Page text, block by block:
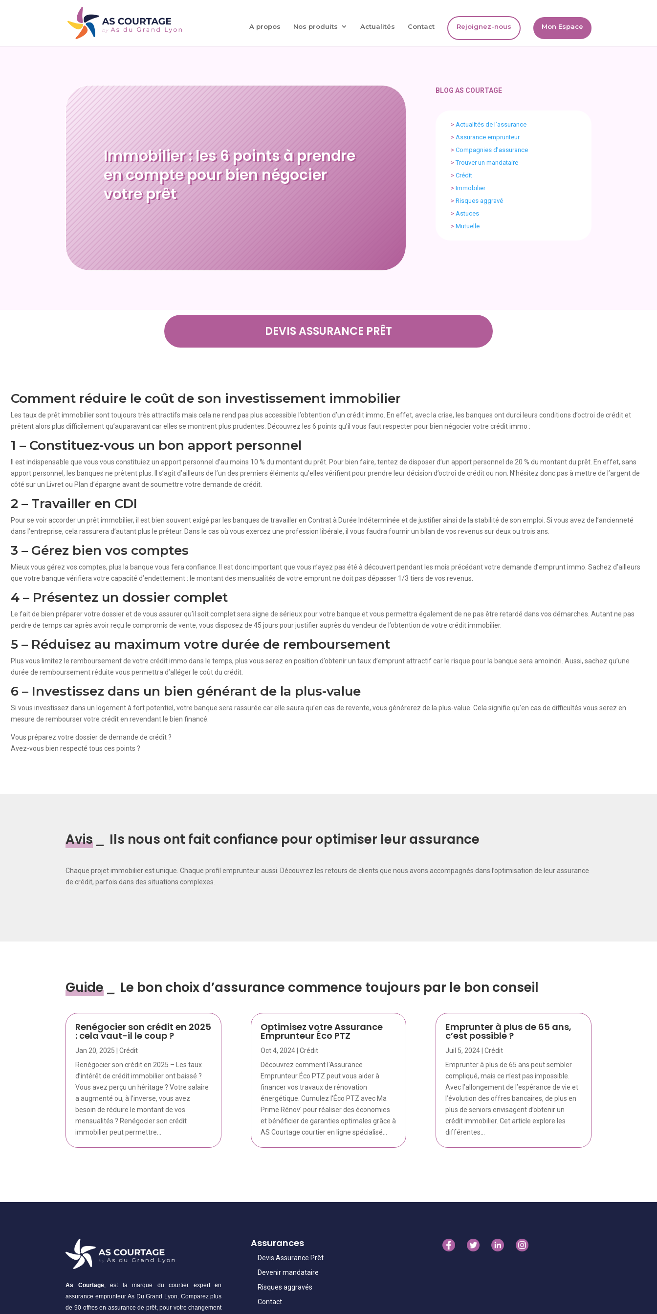
A propos Nos produits Actualités Contact Rejoignez-nous Mon Espace
Immobilier : les 6 points à prendre
en compte pour bien négocier
votre prêt
BLOG AS COURTAGE
>Actualités de l’assurance
>Assurance emprunteur
>Compagnies d’assurance
>Trouver un mandataire
>Crédit
>Immobilier
>Risques aggravé
>Astuces
>Mutuelle
DEVIS ASSURANCE PRÊT
Comment réduire le coût de son investissement immobilier
Les taux de prêt immobilier sont toujours très attractifs mais cela ne rend pas plus accessible l’obtention d’un crédit immo. En effet, avec la crise, les banques ont durci leurs conditions d’octroi de crédit et
prêtent alors plus difficilement qu’auparavant car elles se montrent plus prudentes. Découvrez les 6 points qu’il vous faut respecter pour bien négocier votre crédit immo :
1 – Constituez-vous un bon apport personnel
Il est indispensable que vous vous constituiez un apport personnel d’au moins 10 % du montant du prêt. Pour bien faire, tentez de disposer d’un apport personnel de 20 % du montant du prêt. En effet, sans
apport personnel, les banques ne prêtent plus. Il s’agit d’ailleurs de l’un des premiers éléments qu’elles vérifient pour prendre leur décision d’octroi de crédit ou non. N’hésitez donc pas à mettre de l’argent de
côté sur un Livret ou Plan d’épargne avant de soumettre votre demande de crédit.
2 – Travailler en CDI
Pour se voir accorder un prêt immobilier, il est bien souvent exigé par les banques de travailler en Contrat à Durée Indéterminée et de justifier ainsi de la stabilité de son emploi. Si vous avez de l’ancienneté
dans l’entreprise, cela rassurera d’autant plus le prêteur. Dans le cas où vous exercez une profession libérale, il vous faudra fournir un bilan de vos revenus sur deux ou trois ans.
3 – Gérez bien vos comptes
Mieux vous gérez vos comptes, plus la banque vous fera confiance. Il est donc important que vous n’ayez pas été à découvert pendant les mois précédant votre demande d’emprunt immo. Sachez d’ailleurs
que votre banque vérifiera votre capacité d’endettement : le montant des mensualités de votre emprunt ne doit pas dépasser 1/3 tiers de vos revenus.
4 – Présentez un dossier complet
Le fait de bien préparer votre dossier et de vous assurer qu’il soit complet sera signe de sérieux pour votre banque et vous permettra également de ne pas être retardé dans vos démarches. Autant ne pas
perdre de temps car après avoir reçu le compromis de vente, vous disposez de 45 jours pour justifier auprès du vendeur de l’obtention de votre crédit immobilier.
5 – Réduisez au maximum votre durée de remboursement
Plus vous limitez le remboursement de votre crédit immo dans le temps, plus vous serez en position d’obtenir un taux d’emprunt attractif car le risque pour la banque sera amoindri. Aussi, sachez qu’une
durée de remboursement réduite vous permettra d’alléger le coût du crédit.
6 – Investissez dans un bien générant de la plus-value
Si vous investissez dans un logement à fort potentiel, votre banque sera rassurée car elle saura qu’en cas de revente, vous générerez de la plus-value. Cela signifie qu’en cas de difficultés vous serez en
mesure de rembourser votre crédit en revendant le bien financé.
Vous préparez votre dossier de demande de crédit ?
Avez-vous bien respecté tous ces points ?
Avis Ils nous ont fait confiance pour optimiser leur assurance
Chaque projet immobilier est unique. Chaque profil emprunteur aussi. Découvrez les retours de clients que nous avons accompagnés dans l’optimisation de leur assurance
de crédit, parfois dans des situations complexes.
Guide Le bon choix d’assurance commence toujours par le bon conseil
Renégocier son crédit en 2025
: cela vaut-il le coup ?
Jan 20, 2025 |Crédit
Renégocier son crédit en 2025 – Les taux
d’intérêt de crédit immobilier ont baissé ?
Vous avez perçu un héritage ? Votre salaire
a augmenté ou, à l’inverse, vous avez
besoin de réduire le montant de vos
mensualités ? Renégocier son crédit
immobilier peut permettre...
Optimisez votre Assurance
Emprunteur Éco PTZ
Oct 4, 2024| Crédit
Découvrez comment l'Assurance
Emprunteur Éco PTZ peut vous aider à
financer vos travaux de rénovation
énergétique. Cumulez l'Éco PTZ avec Ma
Prime Rénov' pour réaliser des économies
et bénéficier de garanties optimales grâce à
AS Courtage courtier en ligne spécialisé...
Emprunter à plus de 65 ans,
c’est possible ?
Juil 5, 2024| Crédit
Emprunter à plus de 65 ans peut sembler
compliqué, mais ce n’est pas impossible.
Avec l’allongement de l’espérance de vie et
l’évolution des offres bancaires, de plus en
plus de seniors envisagent d’obtenir un
crédit immobilier. Cet article explore les
différentes...
As Courtage, est la marque du courtier expert en
assurance emprunteur As Du Grand Lyon. Comparez plus
de 90 offres en assurance de prêt, pour votre changement
Assurances
Devis Assurance Prêt
Devenir mandataire
Risques aggravés
Contact